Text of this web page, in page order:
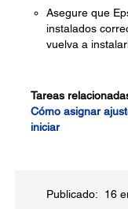
Asegure que
instalados
vuelva a
Tareas
Cómo asignar
iniciar
Publicado: 16